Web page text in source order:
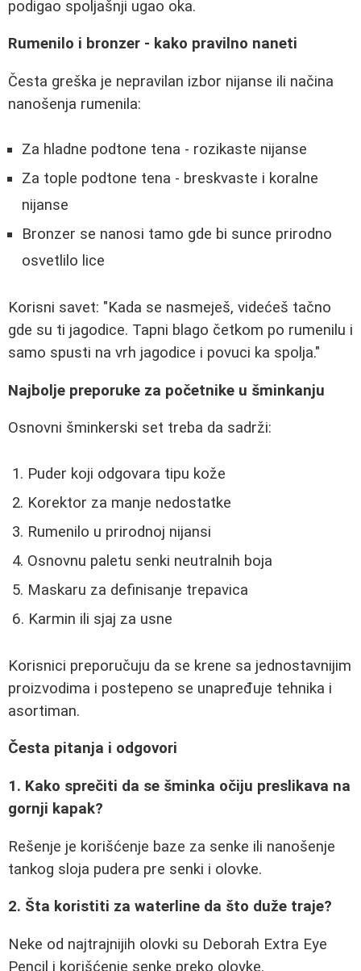
podigao spoljašnji ugao oka.
Rumenilo i bronzer - kako pravilno naneti
Česta greška je nepravilan izbor nijanse ili načina
nanošenja rumenila:
Za hladne podtone tena - rozikaste nijanse
Za tople podtone tena - breskvaste i koralne
nijanse
Bronzer se nanosi tamo gde bi sunce prirodno
osvetlilo lice
Korisni savet: "Kada se nasmeješ, videćeš tačno
gde su ti jagodice. Tapni blago četkom po rumenilu i
samo spusti na vrh jagodice i povuci ka spolja."
Najbolje preporuke za početnike u šminkanju
Osnovni šminkerski set treba da sadrži:
Puder koji odgovara tipu kože
Korektor za manje nedostatke
Rumenilo u prirodnoj nijansi
Osnovnu paletu senki neutralnih boja
Maskaru za definisanje trepavica
Karmin ili sjaj za usne
Korisnici preporučuju da se krene sa jednostavnijim
proizvodima i postepeno se unapređuje tehnika i
asortiman.
Česta pitanja i odgovori
1. Kako sprečiti da se šminka očiju preslikava na
gornji kapak?
Rešenje je korišćenje baze za senke ili nanošenje
tankog sloja pudera pre senki i olovke.
2. Šta koristiti za waterline da što duže traje?
Neke od najtrajnijih olovki su Deborah Extra Eye
Pencil i korišćenje senke preko olovke.